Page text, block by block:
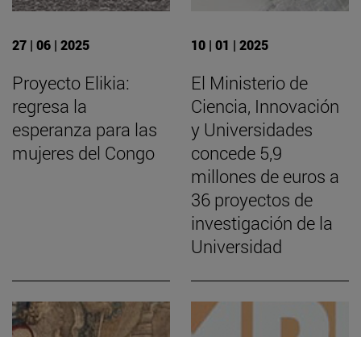
27 | 06 | 2025
Proyecto Elikia:
regresa la
esperanza para las
mujeres del Congo
10 | 01 | 2025
El Ministerio de
Ciencia, Innovación
y Universidades
concede 5,9
millones de euros a
36 proyectos de
investigación de la
Universidad